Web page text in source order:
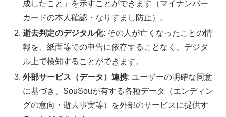
成したこと」を示すことができます（マイナンバー
カードの本人確認・なりすまし防止）。
逝去判定のデジタル化: その人が亡くなったことの情
報を、紙面等での申告に依存することなく、デジタ
ル上で検知することができます。
外部サービス（データ）連携: ユーザーの明確な同意
に基づき、SouSouが有する各種データ（エンディン
グの意向・逝去事実等）を外部のサービスに提供す